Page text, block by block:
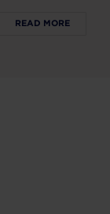
READ MORE